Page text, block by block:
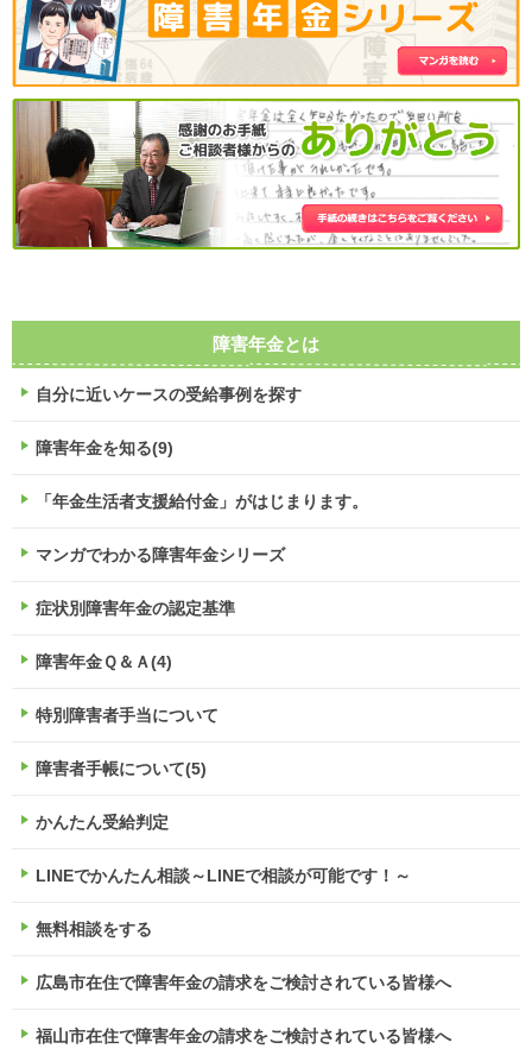
障害年金とは
自分に近いケースの受給事例を探す
障害年金を知る(9)
「年金生活者支援給付金」がはじまります。
マンガでわかる障害年金シリーズ
症状別障害年金の認定基準
障害年金Ｑ＆Ａ(4)
特別障害者手当について
障害者手帳について(5)
かんたん受給判定
LINEでかんたん相談～LINEで相談が可能です！～
無料相談をする
広島市在住で障害年金の請求をご検討されている皆様へ
福山市在住で障害年金の請求をご検討されている皆様へ